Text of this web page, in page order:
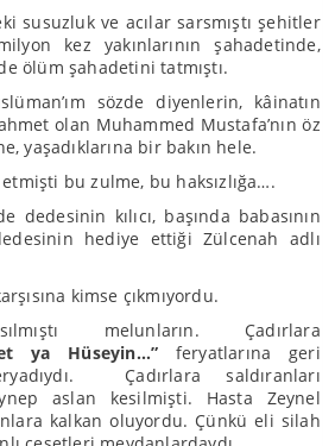
ve acılar sarsmıştı şehitler
kez yakınlarının şahadetinde,
ölüm şahadetini tatmıştı.
sözde diyenlerin, kâinatın
olan Muhammed Mustafa’nın öz
yaşadıklarına bir bakın hele.
bu zulme, bu haksızlığa….
dedesinin kılıcı, başında babasının
hediye ettiği Zülcenah adlı
kimse çıkmıyordu.
melunların. Çadırlara
ya Hüseyin…” feryatlarına geri
Çadırlara saldıranları
aslan kesilmişti. Hasta Zeynel
kalkan oluyordu. Çünkü eli silah